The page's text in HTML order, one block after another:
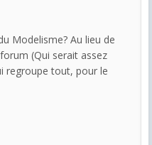
Modelisme? Au lieu de
(Qui serait assez
regroupe tout, pour le